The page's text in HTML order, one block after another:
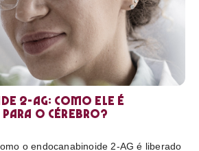
2-AG: Como ele é
o cérebro?
o endocanabinoide 2-AG é liberado